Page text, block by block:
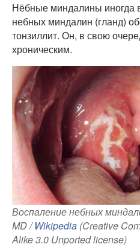
Нёбные миндалины иногда
небных миндалин (гланд)
тонзиллит. Он, в свою
хроническим.
Воспаление небных
MD /Wikipedia (Creative
Alike 3.0 Unported license)